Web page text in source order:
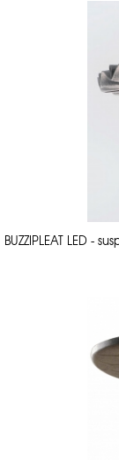
BUZZIPLEAT LED -